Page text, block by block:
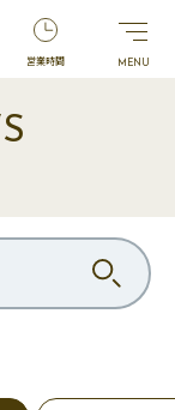
営業時間